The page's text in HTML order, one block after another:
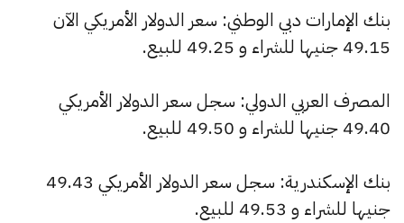
بنك الإمارات دبي الوطني: سعر الدولار الأمريكي الآن
49.15 جنيها للشراء و 49.25 للبيع.
المصرف العربي الدولي: سجل سعر الدولار الأمريكي
49.40 جنيها للشراء و 49.50 للبيع.
بنك الإسكندرية: سجل سعر الدولار الأمريكي 49.43
جنيها للشراء و 49.53 للبيع.